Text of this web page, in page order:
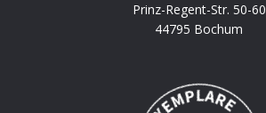
Prinz-Regent-Str. 50-60
44795 Bochum